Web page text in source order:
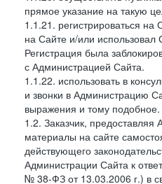
прямое указание на такую
1.1.21. регистрироваться на
на Сайте и/или
Регистрация была
с Администрацией Сайта.
1.1.22. использовать в
и звонки в Администрацию
выражения и тому подобное.
1.2. Заказчик,
материалы на сайте
действующего
Администрации Сайта к
№ 38-ФЗ от 13.03.2006 г.) в